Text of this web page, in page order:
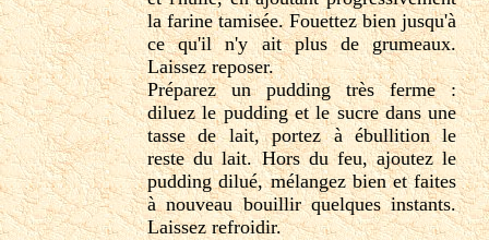
la farine tamisée. Fouettez bien jusqu'à
ce qu'il n'y ait plus de grumeaux.
Laissez reposer.
Préparez un pudding très ferme :
diluez le pudding et le sucre dans une
tasse de lait, portez à ébullition le
reste du lait. Hors du feu, ajoutez le
pudding dilué, mélangez bien et faites
à nouveau bouillir quelques instants.
Laissez refroidir.